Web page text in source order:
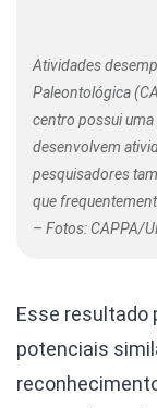
Atividades
Paleontológica
centro possui
desenvolvem
pesquisadores
que
– Fotos: CAPPA/
Esse resultado
potenciais